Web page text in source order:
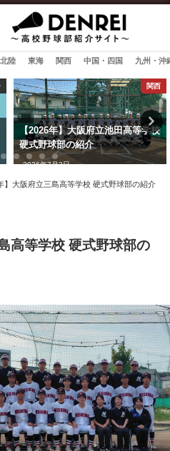
陸 東海 関西 中国・四国 九州・沖
関西
【2026年】大阪府立池田高等学校
硬式野球部の紹介
2026年7月2日
】大阪府立三島高等学校 硬式野球部の紹介
高等学校 硬式野球部の